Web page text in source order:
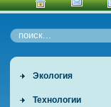
Экология
Технологии